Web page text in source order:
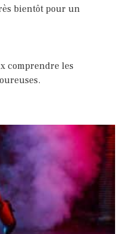
bientôt pour un
comprendre les